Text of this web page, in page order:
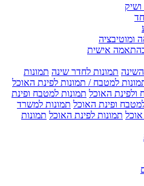
ומוטיבציה
אישית
תמונות לחדר שינה תמונות
למטבח / תמונות לפינת האוכל
ולפינת האוכל תמונות למטבח ופינת
ופינת האוכל תמונות למשרד
תמונות לפינת האוכל תמונות